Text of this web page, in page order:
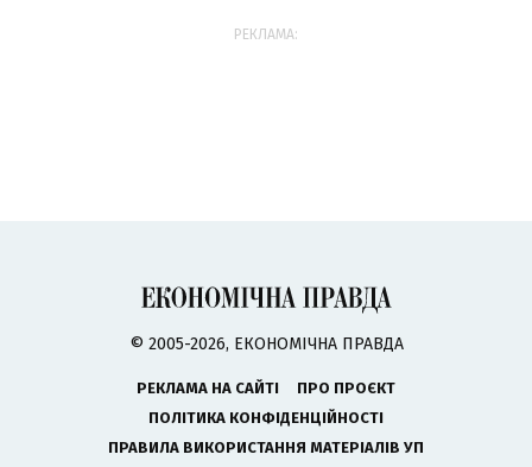
РЕКЛАМА:
© 2005-2026, ЕКОНОМІЧНА ПРАВДА
РЕКЛАМА НА САЙТІ
ПРО ПРОЄКТ
ПОЛІТИКА КОНФІДЕНЦІЙНОСТІ
ПРАВИЛА ВИКОРИСТАННЯ МАТЕРІАЛІВ УП